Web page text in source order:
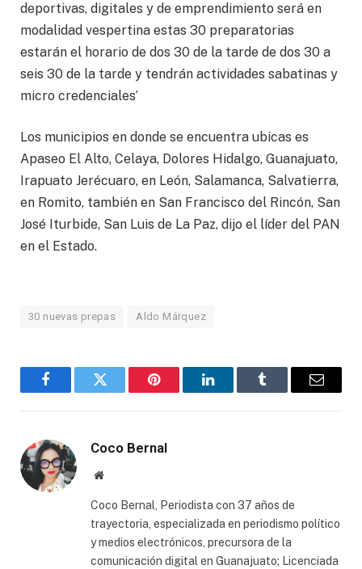
deportivas, digitales y de emprendimiento será en
modalidad vespertina estas 30 preparatorias
estarán el horario de dos 30 de la tarde de dos 30 a
seis 30 de la tarde y tendrán actividades sabatinas y
micro credenciales’
Los municipios en donde se encuentra ubicas es
Apaseo El Alto, Celaya, Dolores Hidalgo, Guanajuato,
Irapuato Jerécuaro, en León, Salamanca, Salvatierra,
en Romito, también en San Francisco del Rincón, San
José Iturbide, San Luis de La Paz, dijo el líder del PAN
en el Estado.
30 nuevas prepas Aldo Márquez
FacebookTwitter Pinterest LinkedInTumblr Email
Coco Bernal
Website
Coco Bernal, Periodista con 37 años de
trayectoria, especializada en periodismo político
y medios electrónicos, precursora de la
comunicación digital en Guanajuato; Licenciada